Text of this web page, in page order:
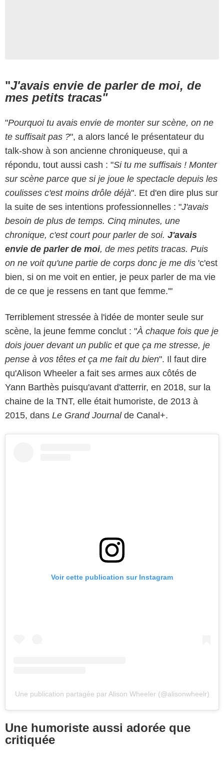
"J'avais envie de parler de moi, de
mes petits tracas"
"Pourquoi tu avais envie de monter sur scène, on ne
te suffisait pas ?", a alors lancé le présentateur du
talk-show à son ancienne chroniqueuse, qui a
répondu, tout aussi cash : "Si tu me suffisais ! Monter
sur scène parce que si je joue le spectacle depuis les
coulisses c'est moins drôle déjà". Et d'en dire plus sur
la suite de ses intentions professionnelles : "J'avais
besoin de plus de temps. Cinq minutes, une
chronique, c'est court pour parler de soi. J'avais
envie de parler de moi, de mes petits tracas. Puis
on ne voit qu'une partie de corps donc je me dis 'c'est
bien, si on me voit en entier, je peux parler de ma vie
de ce que je ressens en tant que femme.'"
Terriblement stressée à l'idée de monter seule sur
scène, la jeune femme conclut : "À chaque fois que je
dois jouer devant un public et que ça me stresse, je
pense à vos têtes et ça me fait du bien". Il faut dire
qu'Alison Wheeler a fait ses armes aux côtés de
Yann Barthès puisqu'avant d'atterrir, en 2018, sur la
chaine de la TNT, elle était humoriste, de 2013 à
2015, dans Le Grand Journalde Canal+.
Voir cette publication sur Instagram
Une publication partagée par Alison Wheeler (@alisonwheelr)
Une humoriste aussi adorée que
critiquée